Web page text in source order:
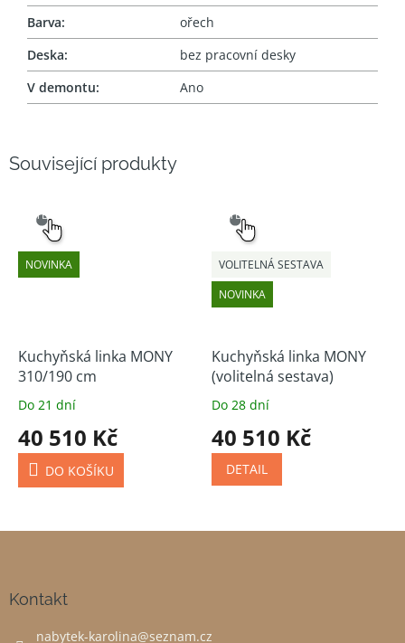
Související produkty
NOVINKA
VÝBĚR
Kuchyňská linka MONY
310/190 cm
Do 21 dní
40 510 Kč
DO KOŠÍKU
NOVINKA
VOLITELNÁ SESTAVA
VÝBĚR
Kuchyňská linka MONY
(volitelná sestava)
Do 28 dní
40 510 Kč
DETAIL
Barva:
ořech
Deska:
bez pracovní desky
V demontu: Ano
Kontakt
nabytek-karolina@seznam.cz